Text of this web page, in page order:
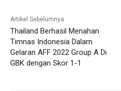
Artikel Sebelumnya
Thailand Berhasil Menahan
Timnas Indonesia Dalam
Gelaran AFF 2022 Group A Di
GBK dengan Skor 1-1